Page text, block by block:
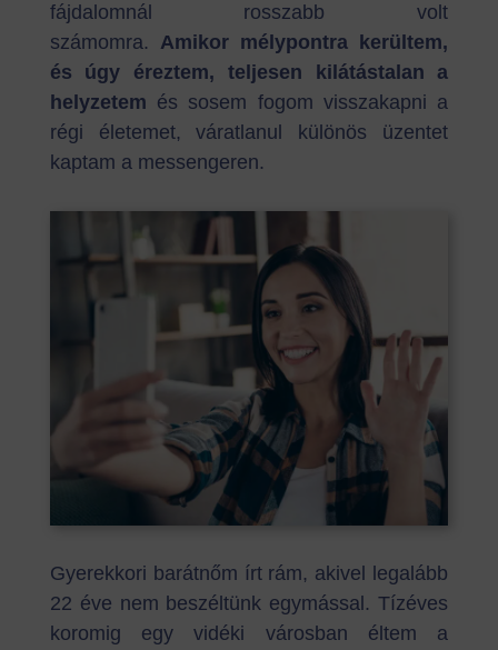
fájdalomnál rosszabb volt
számomra.
Amikor mélypontra kerültem,
és úgy éreztem, teljesen kilátástalan a
helyzetem és sosem fogom visszakapni a
régi életemet, váratlanul különös üzentet
kaptam a messengeren.
Gyerekkori barátnőm írt rám, akivel legalább
22 éve nem beszéltünk egymással. Tízéves
koromig egy vidéki városban éltem a